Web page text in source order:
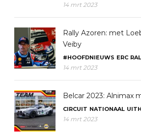
14 mrt 2023
Rally Azoren: met
Veiby
#HOOFDNIEUWS ERC
14 mrt 2023
Belcar 2023: Alnimax
CIRCUIT NATIONAAL
14 mrt 2023